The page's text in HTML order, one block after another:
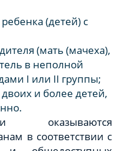
(детей) с
(мать (мачеха),
в неполной
I или II группы;
и более детей,
оказываются
в соответствии с